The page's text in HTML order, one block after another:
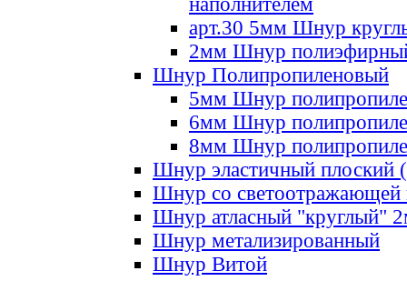
арт.30 5мм Шнур
2мм Шнур
Шнур Полипропиленовый
5мм Шнур
6мм Шнур
8мм Шнур
Шнур эластичный плоский
Шнур со светоотражающей
Шнур атласный "круглый"
Шнур метализированный
Шнур Витой